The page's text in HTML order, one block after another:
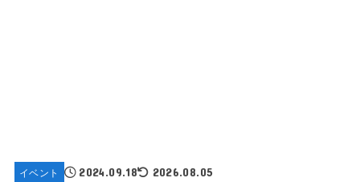
イベント 2024.09.18 2026.08.05